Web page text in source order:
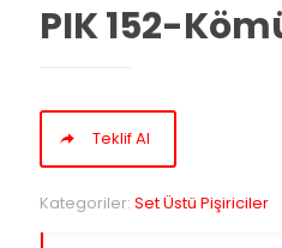
PIK 152-
Teklif Al
Kategoriler: Set Üstü Pişiriciler